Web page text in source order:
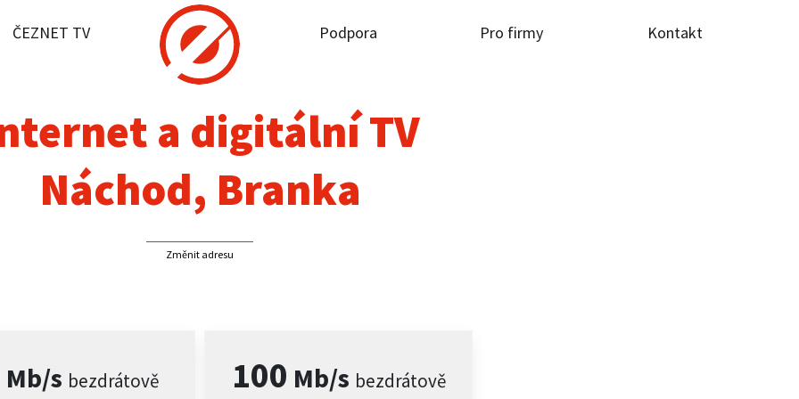
ČEZNET TV Podpora Pro firmy Kontakt
a digitální TV
Náchod, Branka
Změnit adresu
Mb/s bezdrátově 100 Mb/s bezdrátově